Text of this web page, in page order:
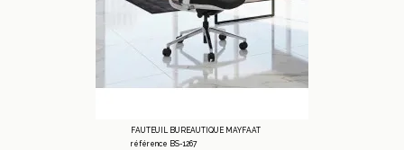
FAUTEUIL BUREAUTIQUE MAYFAAT
référence BS-1267